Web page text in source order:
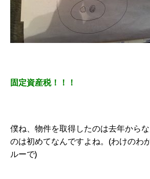
固定資産税！！！
僕ね、物件を取得したのは去年から
のは初めてなんですよね。(わけのわ
ルーで)